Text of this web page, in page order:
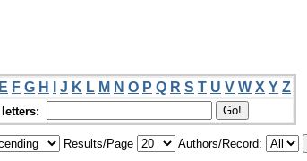
E F G H J K L M N O P Q R S T U V W X Y Z
Results/Page
Authors/Record: